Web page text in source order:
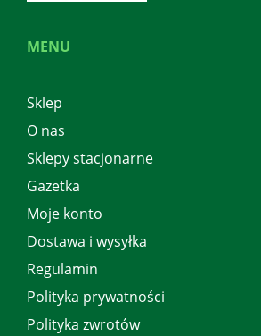
MENU
Sklep
O nas
Sklepy stacjonarne
Gazetka
Moje konto
Dostawa i wysyłka
Regulamin
Polityka prywatności
Polityka zwrotów